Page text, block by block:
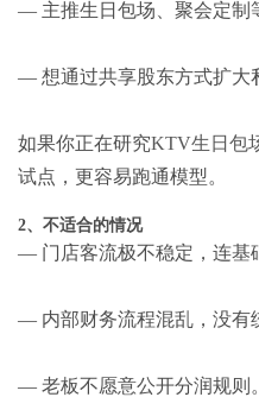
— 主推生日包场、聚会定制
— 想通过共享股东方式扩大
如果你正在研究KTV生日包
试点，更容易跑通模型。
2、不适合的情况
— 门店客流极不稳定，连基
— 内部财务流程混乱，没有
— 老板不愿意公开分润规则。